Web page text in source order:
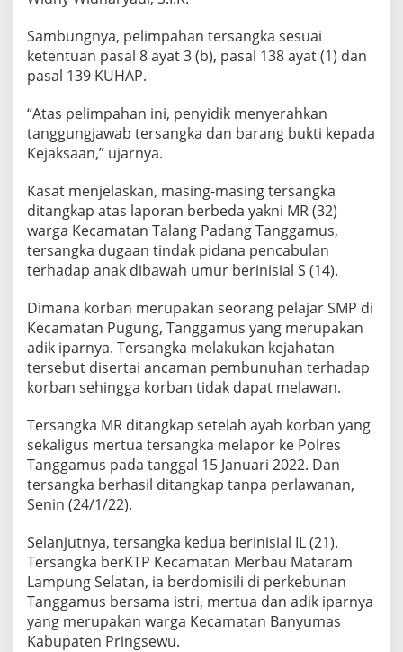
Sambungnya, pelimpahan tersangka sesuai
ketentuan pasal 8 ayat 3 (b), pasal 138 ayat (1) dan
pasal 139 KUHAP.
“Atas pelimpahan ini, penyidik menyerahkan
tanggungjawab tersangka dan barang bukti kepada
Kejaksaan,” ujarnya.
Kasat menjelaskan, masing-masing tersangka
ditangkap atas laporan berbeda yakni MR (32)
warga Kecamatan Talang Padang Tanggamus,
tersangka dugaan tindak pidana pencabulan
terhadap anak dibawah umur berinisial S (14).
Dimana korban merupakan seorang pelajar SMP di
Kecamatan Pugung, Tanggamus yang merupakan
adik iparnya. Tersangka melakukan kejahatan
tersebut disertai ancaman pembunuhan terhadap
korban sehingga korban tidak dapat melawan.
Tersangka MR ditangkap setelah ayah korban yang
sekaligus mertua tersangka melapor ke Polres
Tanggamus pada tanggal 15 Januari 2022. Dan
tersangka berhasil ditangkap tanpa perlawanan,
Senin (24/1/22).
Selanjutnya, tersangka kedua berinisial IL (21).
Tersangka berKTP Kecamatan Merbau Mataram
Lampung Selatan, ia berdomisili di perkebunan
Tanggamus bersama istri, mertua dan adik iparnya
yang merupakan warga Kecamatan Banyumas
Kabupaten Pringsewu.